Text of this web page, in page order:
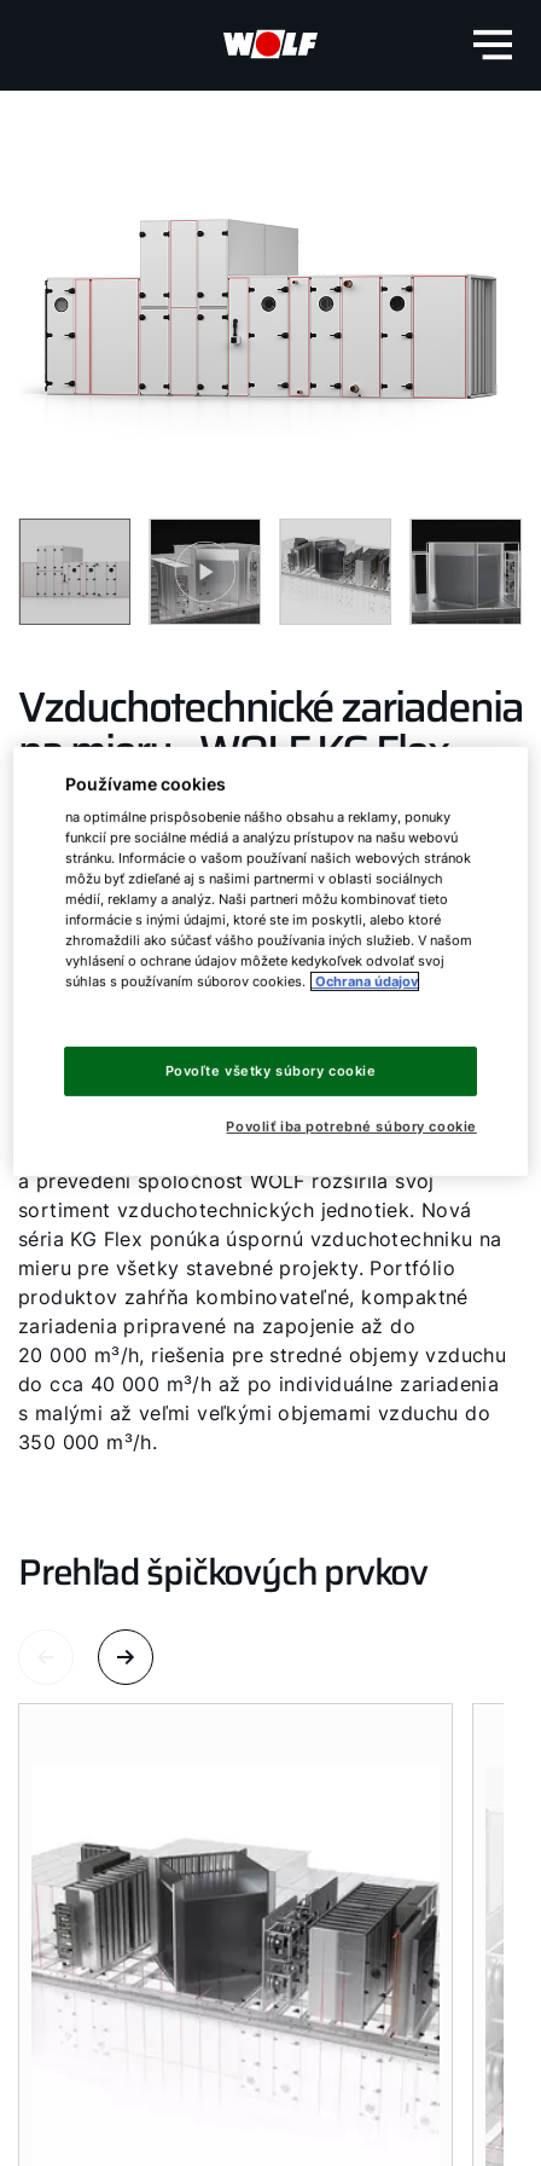
Vzduchotechnické zariadenia
na mieru - WOLF KG Flex
Nová séria KG Flex ponúka najvyššiu flexibilitu – od
malých až po veľmi veľké objemy vzduchu.
KG Flex až do 350 000 m³/h
a prevedení spoločnosť WOLF rozšírila svoj
sortiment vzduchotechnických jednotiek. Nová
séria KG Flex ponúka úspornú vzduchotechniku na
mieru pre všetky stavebné projekty. Portfólio
produktov zahŕňa kombinovateľné, kompaktné
zariadenia pripravené na zapojenie až do
20 000 m³/h, riešenia pre stredné objemy vzduchu
do cca 40 000 m³/h až po individuálne zariadenia
s malými až veľmi veľkými objemami vzduchu do
350 000 m³/h.
Prehľad špičkových prvkov
Dobrý deň!
Ako vám môžeme pomôcť?
Hotline
Kontaktný formulár
Dôležité odkazy
Používame cookies
na optimálne prispôsobenie nášho obsahu a reklamy, ponuky
funkcií pre sociálne médiá a analýzu prístupov na našu webovú
stránku. Informácie o vašom používaní našich webových stránok
môžu byť zdieľané aj s našimi partnermi v oblasti sociálnych
médií, reklamy a analýz. Naši partneri môžu kombinovať tieto
informácie s inými údajmi, ktoré ste im poskytli, alebo ktoré
zhromaždili ako súčasť vášho používania iných služieb. V našom
vyhlásení o ochrane údajov môžete kedykoľvek odvolať svoj
súhlas s používaním súborov cookies. Ochrana údajov
Povoliť iba potrebné súbory cookie
Povoľte všetky súbory cookie